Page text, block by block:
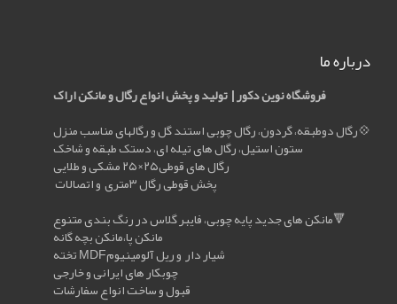
درباره ما
فروشگاه نوين دکور | تولید و پخش انواع رگال و مانکن اراک
رگال دوطبقه، گردون، رگال چوبی استند گل و رگالهای مناسب منزل💠
ستون استیل، رگال های تیله ای، دستک طبقه و شاخک
رگال های قوطی۲۵×۲۵ مشکی و طلایی
پخش قوطی رگال ۳متری و اتصالات
مانکن های جدید پایه چوبی، فایبر گلاس در رنگ بندی متنوع🔻
مانکن پا،مانکن بچه گانه
تخته MDFشیار دار و ریل آلومینیوم
چوبکار های ایرانی و خارجی
قبول و ساخت انواع سفارشات